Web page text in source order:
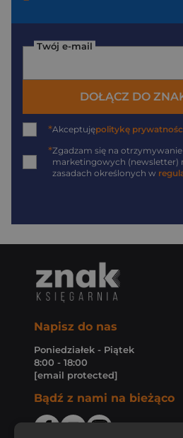
Twój e-mail
DOŁĄCZ DO
*Akceptujępolitykę
*Zgadzam się na
marketingowych (newsletter)
zasadach określonych w
Napisz do nas
Poniedziałek - Piątek
8:00 - 18:00
[email protected]
Bądź z nami na bieżąco